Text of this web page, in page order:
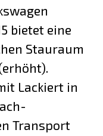
bietet eine
Stauraum
Lackiert in
Transport